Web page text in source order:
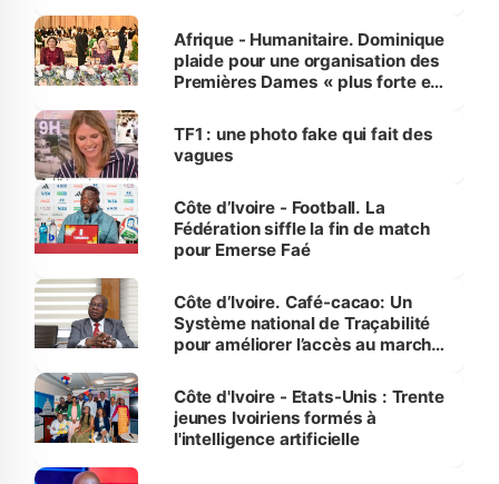
Afrique - Humanitaire. Dominique
plaide pour une organisation des
Premières Dames « plus forte et
sur la scène internationale »
TF1 : une photo fake qui fait des
vagues
Côte d’Ivoire - Football. La
Fédération siffle la fin de match
pour Emerse Faé
Côte d’Ivoire. Café-cacao: Un
Système national de Traçabilité
pour améliorer l’accès au marché
Côte d'Ivoire - Etats-Unis : Trente
jeunes Ivoiriens formés à
l'intelligence artificielle